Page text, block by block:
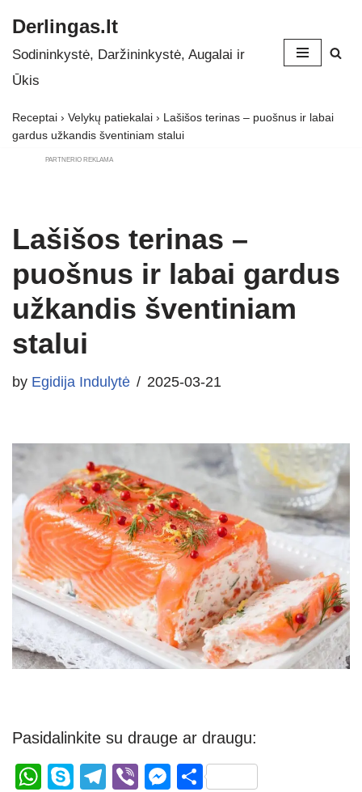
Skip
to
Derlingas.lt
Sodininkystė, Daržininkystė, Augalai ir
Ūkis
Receptai › Velykų patiekalai › Lašišos terinas – puošnus ir labai
gardus užkandis šventiniam stalui
PARTNERIO REKLAMA
Lašišos terinas –
puošnus ir labai gardus
užkandis šventiniam
stalui
by Egidija Indulytė 2025-03-21
Pasidalinkite su drauge ar draugu:
W
S
T
Vi
M S